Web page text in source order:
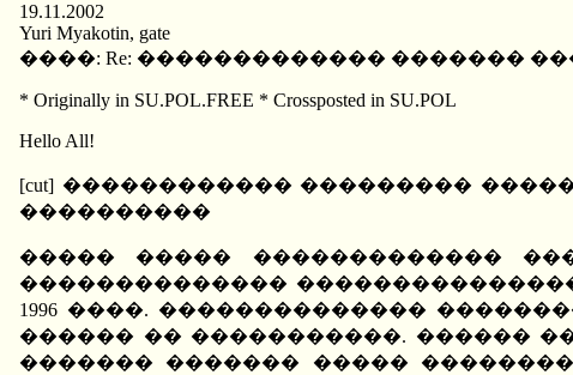
19.11.2002
Yuri Myakotin, gate
����: Re: ������������� �������
* Originally in SU.POL.FREE * Crossposted in SU.POL
Hello All!
[cut] ������������ ���������
����������
����� ����� �������������
��������������
1996 ����. ��������������
������ �� �����������. ������
������� ������� �����